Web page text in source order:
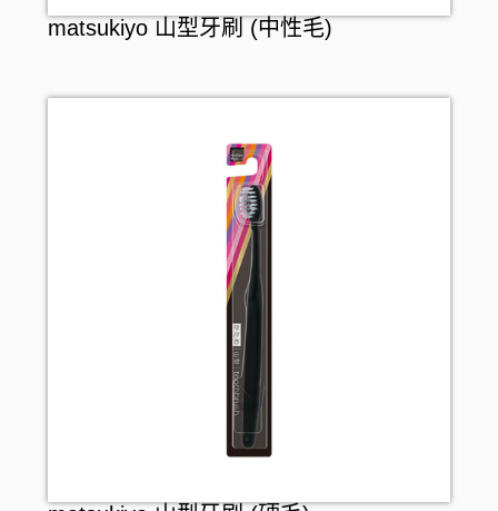
matsukiyo 山型牙刷 (中性毛)